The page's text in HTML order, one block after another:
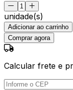
unidade(s)
Adicionar ao carrinho
Comprar agora
Calcular frete e